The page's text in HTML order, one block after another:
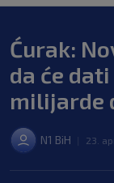
Ćurak:
da će
milijarde
N1 BiH 23.